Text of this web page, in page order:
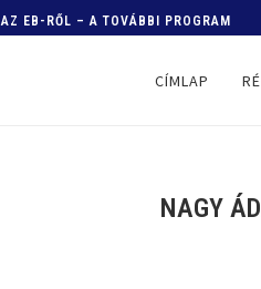
AZ EB-RŐL – A TOVÁBBI PROGRAM
CÍMLAP
NAGY